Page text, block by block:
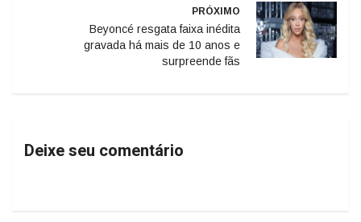
PRÓXIMO
Beyoncé resgata faixa inédita
gravada há mais de 10 anos e
surpreende fãs
Deixe seu comentário